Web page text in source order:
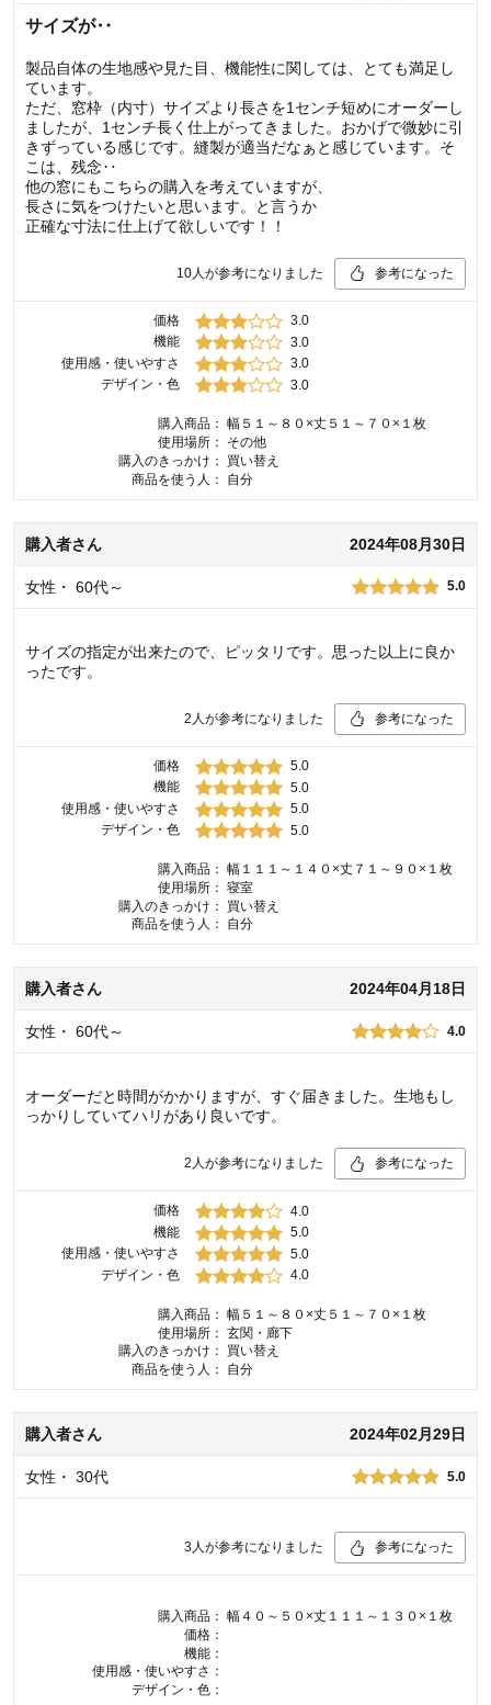
サイズが‥
製品自体の生地感や見た目、機能性に関しては、とても満足し
ています。
ただ、窓枠（内寸）サイズより長さを1センチ短めにオーダーし
ましたが、1センチ長く仕上がってきました。おかげで微妙に引
きずっている感じです。縫製が適当だなぁと感じています。そ
こは、残念‥
他の窓にもこちらの購入を考えていますが、
長さに気をつけたいと思います。と言うか
正確な寸法に仕上げて欲しいです！！
10人が参考になりました 参考になった
価格
3.0
機能
3.0
使用感・使いやすさ
3.0
デザイン・色
3.0
購入商品： 幅５１～８０×丈５１～７０×１枚
使用場所：
その他
購入のきっかけ：
買い替え
商品を使う人：
自分
購入者さん 2024年08月30日
女性 ・ 60代～ 5.0
サイズの指定が出来たので、ピッタリです。思った以上に良か
ったです。
2 人が参考になりました 参考になった
価格
5.0
機能
5.0
使用感・使いやすさ
5.0
デザイン・色
5.0
購入商品： 幅１１１～１４０×丈７１～９０×１枚
使用場所： 寝室
購入のきっかけ：
買い替え
商品を使う人：
自分
購入者さん 2024年04月18日
女性 ・ 60代～ 4.0
オーダーだと時間がかかりますが、すぐ届きました。生地もし
っかりしていてハリがあり良いです。
2 人が参考になりました 参考になった
価格
4.0
機能
5.0
使用感・使いやすさ
5.0
デザイン・色
4.0
購入商品： 幅５１～８０×丈５１～７０×１枚
使用場所： 玄関・廊下
購入のきっかけ：
買い替え
商品を使う人：
自分
購入者さん 2024年02月29日
女性 ・ 30代 5.0
3 人が参考になりました 参考になった
購入商品： 幅４０～５０×丈１１１～１３０×１枚
価格：
機能：
使用感・使いやすさ：
デザイン・色：